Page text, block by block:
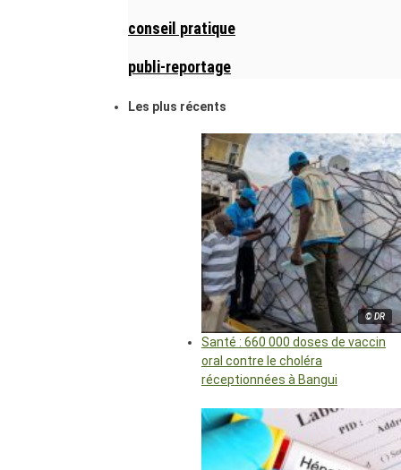
conseil pratique
publi-reportage
Les plus récents
© DR
Santé : 660 000 doses de vaccin
oral contre le choléra
réceptionnées à Bangui